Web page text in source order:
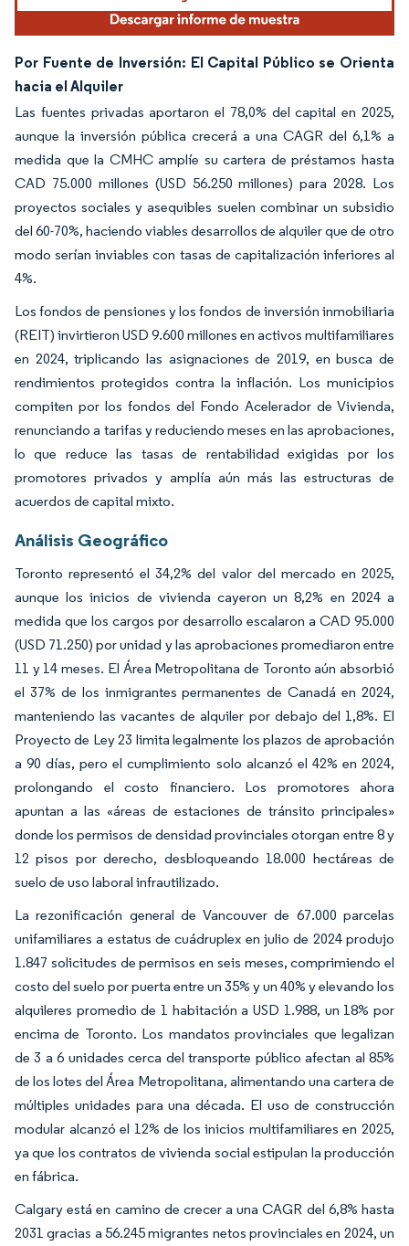
Por Fuente de Inversión: El Capital Público se Orienta
hacia el Alquiler
Las fuentes privadas aportaron el 78,0% del capital en 2025,
aunque la inversión pública crecerá a una CAGR del 6,1% a
medida que la CMHC amplíe su cartera de préstamos hasta
CAD 75.000 millones (USD 56.250 millones) para 2028. Los
proyectos sociales y asequibles suelen combinar un subsidio
del 60-70%, haciendo viables desarrollos de alquiler que de otro
modo serían inviables con tasas de capitalización inferiores al
4%.
Los fondos de pensiones y los fondos de inversión inmobiliaria
(REIT) invirtieron USD 9.600 millones en activos multifamiliares
en 2024, triplicando las asignaciones de 2019, en busca de
rendimientos protegidos contra la inflación. Los municipios
compiten por los fondos del Fondo Acelerador de Vivienda,
renunciando a tarifas y reduciendo meses en las aprobaciones,
lo que reduce las tasas de rentabilidad exigidas por los
promotores privados y amplía aún más las estructuras de
acuerdos de capital mixto.
Análisis Geográfico
Toronto representó el 34,2% del valor del mercado en 2025,
aunque los inicios de vivienda cayeron un 8,2% en 2024 a
medida que los cargos por desarrollo escalaron a CAD 95.000
(USD 71.250) por unidad y las aprobaciones promediaron entre
11 y 14 meses. El Área Metropolitana de Toronto aún absorbió
el 37% de los inmigrantes permanentes de Canadá en 2024,
manteniendo las vacantes de alquiler por debajo del 1,8%. El
Proyecto de Ley 23 limita legalmente los plazos de aprobación
a 90 días, pero el cumplimiento solo alcanzó el 42% en 2024,
prolongando el costo financiero. Los promotores ahora
apuntan a las «áreas de estaciones de tránsito principales»
donde los permisos de densidad provinciales otorgan entre 8 y
12 pisos por derecho, desbloqueando 18.000 hectáreas de
suelo de uso laboral infrautilizado.
La rezonificación general de Vancouver de 67.000 parcelas
unifamiliares a estatus de cuádruplex en julio de 2024 produjo
1.847 solicitudes de permisos en seis meses, comprimiendo el
costo del suelo por puerta entre un 35% y un 40% y elevando los
alquileres promedio de 1 habitación a USD 1.988, un 18% por
encima de Toronto. Los mandatos provinciales que legalizan
de 3 a 6 unidades cerca del transporte público afectan al 85%
de los lotes del Área Metropolitana, alimentando una cartera de
múltiples unidades para una década. El uso de construcción
modular alcanzó el 12% de los inicios multifamiliares en 2025,
ya que los contratos de vivienda social estipulan la producción
en fábrica.
Calgary está en camino de crecer a una CAGR del 6,8% hasta
2031 gracias a 56.245 migrantes netos provinciales en 2024, un